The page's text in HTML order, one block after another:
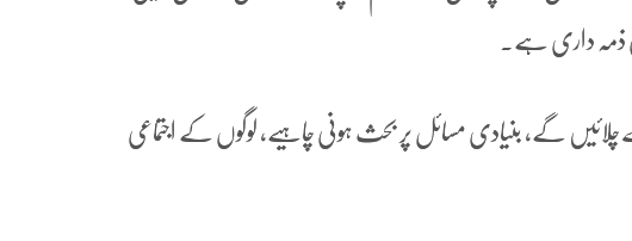
ذمہ داری ہے۔
گے، بنیادی مسائل پر بحث ہونی چاہیے، لوگوں کے اجتماعی